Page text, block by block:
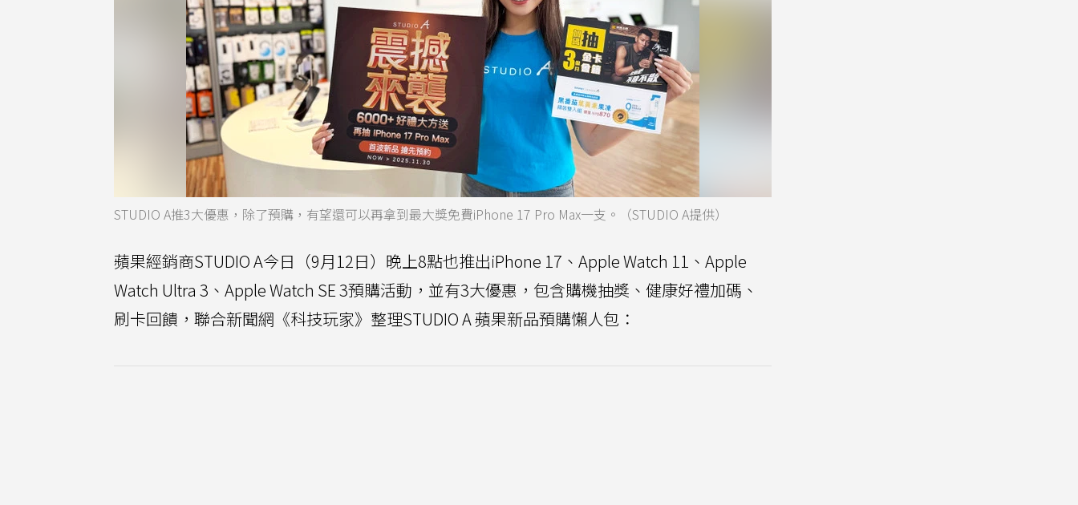
STUDIO A推3大優惠，除了預購，有望還可以再拿到最大獎免費iPhone 17 Pro Max一支。（STUDIO A提供）
蘋果經銷商STUDIO A今日（9月12日）晚上8點也推出iPhone 17、Apple Watch 11、Apple
Watch Ultra 3、Apple Watch SE 3預購活動，並有3大優惠，包含購機抽獎、健康好禮加碼、
刷卡回饋，聯合新聞網《科技玩家》整理STUDIO A 蘋果新品預購懶人包：